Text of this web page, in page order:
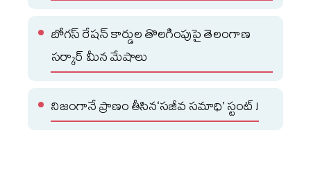
బోగస్ రేషన్ కార్డుల తొలగింపుపై తెలంగాణ
సర్కార్ మీన మేషాలు
నిజంగానే ప్రాణం తీసిన‘సజీవ సమాధి’ స్టంట్ !